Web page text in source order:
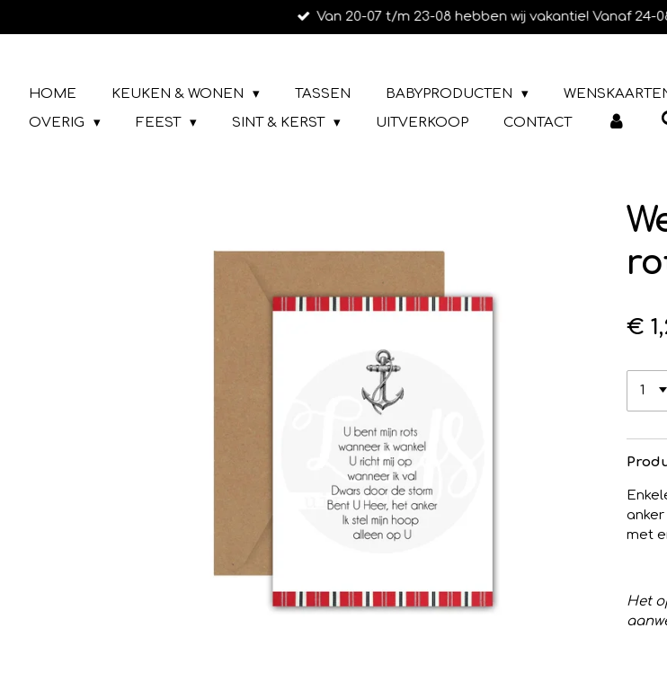
direct
hoofdinhoud
Van 20-07 t/m 23-08 hebben wij vakantie! Vanaf
HOME KEUKEN & WONEN TASSEN BABYPRODUCTEN
OVERIG
FEEST SINT & KERST UITVERKOOP CONTACT
€
met
Het